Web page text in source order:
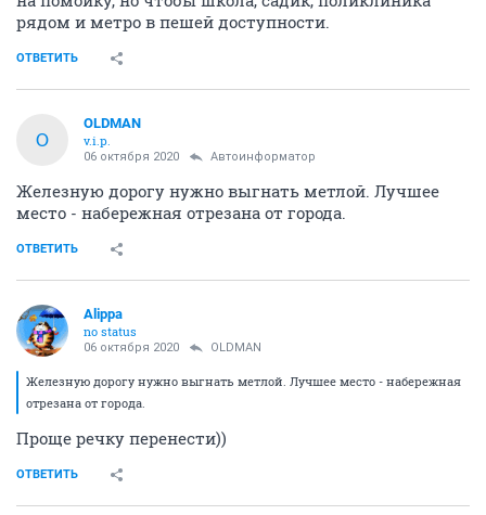
рядом и метро в пешей доступности.
ОТВЕТИТЬ
O
OLDMAN
v.i.p.
06 октября 2020 Автоинформатор
Железную дорогу нужно выгнать метлой. Лучшее
место - набережная отрезана от города.
ОТВЕТИТЬ
Alippa
no status
06 октября 2020 OLDMAN
Железную дорогу нужно выгнать метлой. Лучшее место - набережная
отрезана от города.
Проще речку перенести))
ОТВЕТИТЬ